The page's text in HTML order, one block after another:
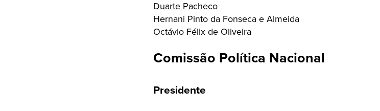
Duarte Pacheco
Hernani Pinto da Fonseca e Almeida
Octávio Félix de Oliveira
Comissão Política Nacional
Presidente